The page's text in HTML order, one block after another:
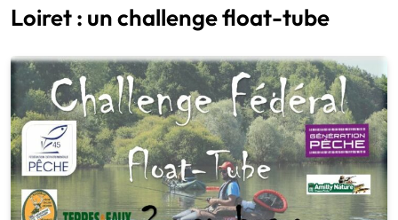
Loiret : un challenge float-tube